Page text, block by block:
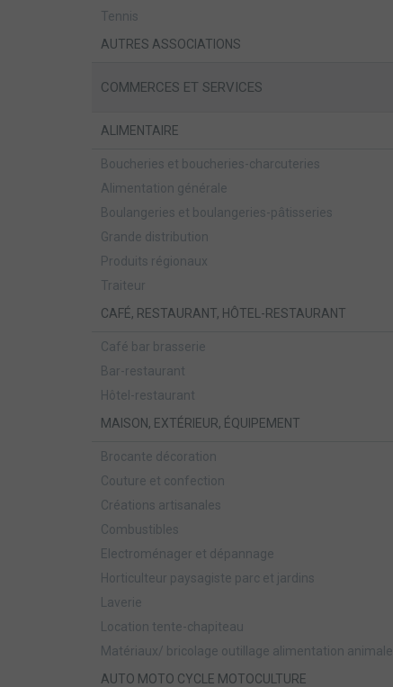
Tennis
AUTRES ASSOCIATIONS
COMMERCES ET SERVICES
ALIMENTAIRE
Boucheries et boucheries-charcuteries
Alimentation générale
Boulangeries et boulangeries-pâtisseries
Grande distribution
Produits régionaux
Traiteur
CAFÉ, RESTAURANT, HÔTEL-RESTAURANT
Café bar brasserie
Bar-restaurant
Hôtel-restaurant
MAISON, EXTÉRIEUR, ÉQUIPEMENT
Brocante décoration
Couture et confection
Créations artisanales
Combustibles
Electroménager et dépannage
Horticulteur paysagiste parc et jardins
Laverie
Location tente-chapiteau
Matériaux/ bricolage outillage alimentation animale
AUTO MOTO CYCLE MOTOCULTURE